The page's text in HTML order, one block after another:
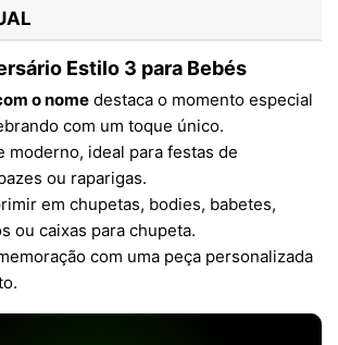
Estilo 3 para Bebés
o nome destaca o momento especial
com um toque único.
moderno, ideal para festas de
ou raparigas.
em chupetas, bodies, babetes,
ou caixas para chupeta.
com uma peça personalizada